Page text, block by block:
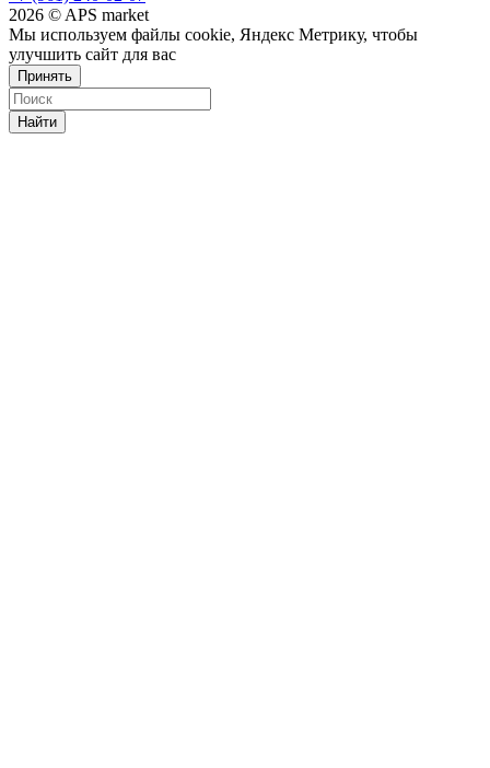
2026 © APS market
Мы используем файлы cookie, Яндекс Метрику, чтобы
улучшить сайт для вас
Принять
Найти